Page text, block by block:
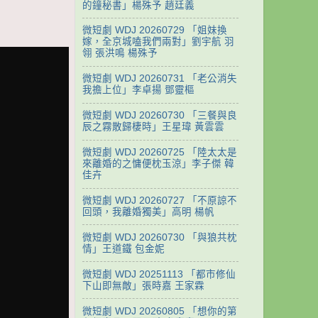
的鐘秘書」楊殊予 趙廷義
微短劇 WDJ 20260729 「姐妹換
嫁，全京城嗑我們兩對」劉宇航 羽
翎 張洪鳴 楊殊予
微短劇 WDJ 20260731 「老公消失
我擔上位」李卓揚 鄧靈樞
微短劇 WDJ 20260730 「三餐與良
辰之霧散歸棲時」王星瑋 黃雲雲
微短劇 WDJ 20260725 「陸太太是
來離婚的之慵便枕玉涼」李子傑 韓
佳卉
微短劇 WDJ 20260727 「不原諒不
回頭，我離婚獨美」高明 楊帆
微短劇 WDJ 20260730 「與狼共枕
情」王道鐵 包金妮
微短劇 WDJ 20251113 「都市修仙
下山即無敵」張時嘉 王家霖
微短劇 WDJ 20260805 「想你的第